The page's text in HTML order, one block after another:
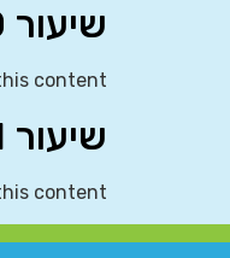
שיעור 10 – תיקון מאזן בוחן (שיעור מסכם)
content
שיעור 1 – מכשירים פיננסיים (IFRS 9 + IAS 32)
content